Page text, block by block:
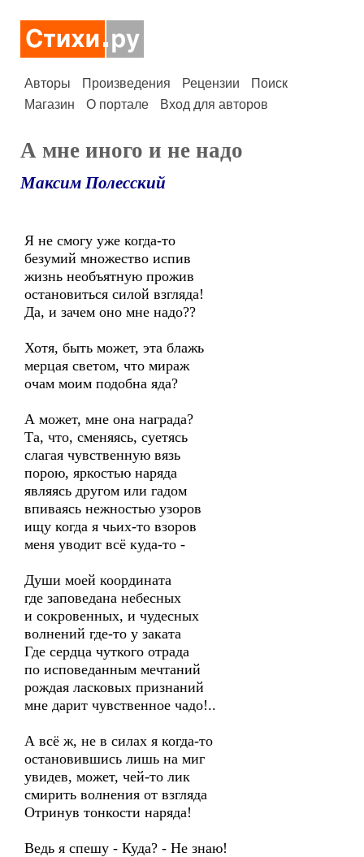
Авторы Произведения Рецензии
Поиск
Магазин
О портале Вход для авторов
А мне иного и не надо
Максим Полесский
Я не смогу уже когда-то
безумий множество испив
жизнь необъятную прожив
остановиться силой взгляда!
Да, и зачем оно мне надо??
Хотя, быть может, эта блажь
мерцая светом, что мираж
очам моим подобна яда?
А может, мне она награда?
Та, что, сменяясь, суетясь
слагая чувственную вязь
порою, яркостью наряда
являясь другом или гадом
впиваясь нежностью узоров
ищу когда я чьих-то взоров
меня уводит всё куда-то -
Души моей координата
где заповедана небесных
и сокровенных, и чудесных
волнений где-то у заката
Где сердца чуткого отрада
по исповеданным мечтаний
рождая ласковых признаний
мне дарит чувственное чадо!..
А всё ж, не в силах я когда-то
остановившись лишь на миг
увидев, может, чей-то лик
смирить волнения от взгляда
Отринув тонкости наряда!
Ведь я спешу - Куда? - Не знаю!